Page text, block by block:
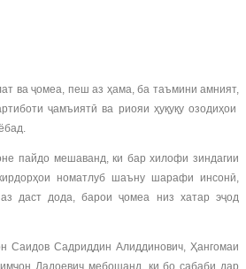
ва ҷомеа, пеш аз ҳама, ба таъмини амният,
ҷамъиятӣ ва риояи ҳуқуқу озодиҳои
пайдо мешаванд, ки бар хилофи зиндагии
номатлуб шаъну шарафи инсонӣ,
даст дода, барои ҷомеа низ хатар эҷод
Саидов Садриддин Алиддинович, Ҳангомаи
Дадоевич мебошанд, ки бо сабаби дар